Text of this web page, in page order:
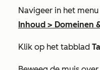
Navigeer in het
Inhoud > Domeinen
Klik op het tabblad